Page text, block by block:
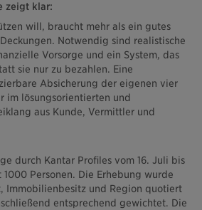
zeigt klar:
will, braucht mehr als ein gutes
Notwendig sind realistische
Vorsorge und ein System, das
sie nur zu bezahlen. Eine
Absicherung der eigenen vier
im lösungsorientierten und
aus Kunde, Vermittler und
durch Kantar Profiles vom 16. Juli bis
Personen. Die Erhebung wurde
Immobilienbesitz und Region quotiert
entsprechend gewichtet. Die